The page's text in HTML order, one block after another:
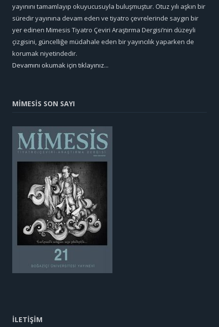
yayınını tamamlayıp okuyucusuyla buluşmuştur. Otuz yılı aşkın bir
süredir yayınına devam eden ve tiyatro çevrelerinde saygın bir
yer edinen Mimesis Tiyatro Çeviri Araştırma Dergisi’nin düzeyli
çizgisini, güncelliğe müdahale eden bir yayıncılık yaparken de
korumak niyetindedir.
Devamını okumak için tıklayınız...
MİMESİS SON SAYI
İLETİŞİM